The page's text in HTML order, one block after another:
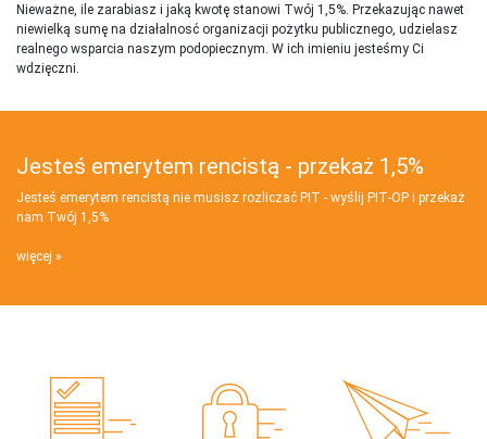
Nieważne, ile zarabiasz i jaką kwotę stanowi Twój 1,5%. Przekazując nawet
niewielką sumę na działalnosć organizacji pożytku publicznego, udzielasz
realnego wsparcia naszym podopiecznym. W ich imieniu jesteśmy Ci
wdzięczni.
Jesteś emerytem rencistą - przekaż 1,5%
Jesteś emerytem rencistą nie musisz rozliczać PIT - wyślij PIT‑OP i przekaż
nam Twój 1,5%
więcej